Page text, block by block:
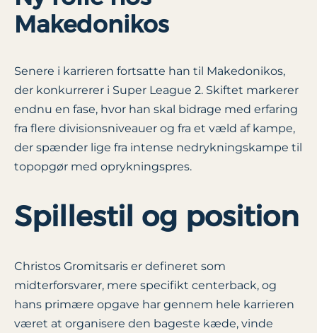
Makedonikos
Senere i karrieren fortsatte han til Makedonikos,
der konkurrerer i Super League 2. Skiftet markerer
endnu en fase, hvor han skal bidrage med erfaring
fra flere divisionsniveauer og fra et væld af kampe,
der spænder lige fra intense nedrykningskampe til
topopgør med opryknings­pres.
Spillestil og position
Christos Gromitsaris er defineret som
midterforsvarer, mere specifikt centerback, og
hans primære opgave har gennem hele karrieren
været at organisere den bageste kæde, vinde